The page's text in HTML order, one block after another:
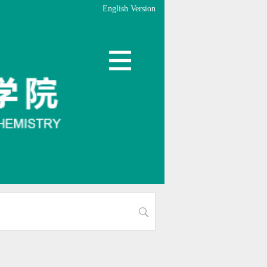
English Version